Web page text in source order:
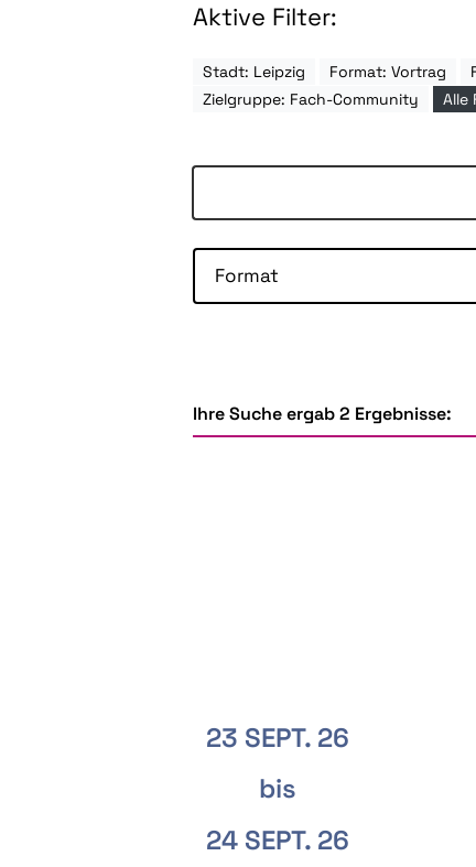
Aktive Filter:
Stadt: Leipzig Format: Vortrag
Zielgruppe: Fach-Community
Alle
Format
Ihre Suche ergab 2 Ergebnisse:
23 SEPT. 26
bis
24 SEPT. 26